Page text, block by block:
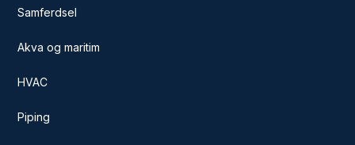
Samferdsel
Akva og maritim
HVAC
Piping